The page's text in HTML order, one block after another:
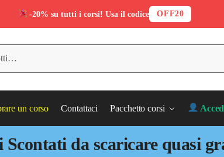
un corso Contattaci Pacchetto corsi
Scontati da scaricare quasi
-20% su tutti i corsi! Usa il codice OFF20